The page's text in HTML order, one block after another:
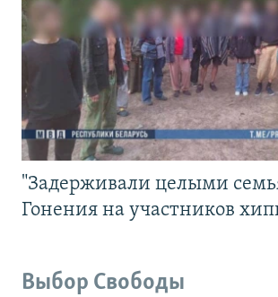
"Задерживали целыми
Гонения на участников
Выбор Свободы